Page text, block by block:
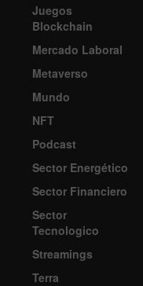
Juegos
Blockchain
Mercado Laboral
Metaverso
Mundo
NFT
Podcast
Sector Energético
Sector Financiero
Sector
Tecnologico
Streamings
Terra